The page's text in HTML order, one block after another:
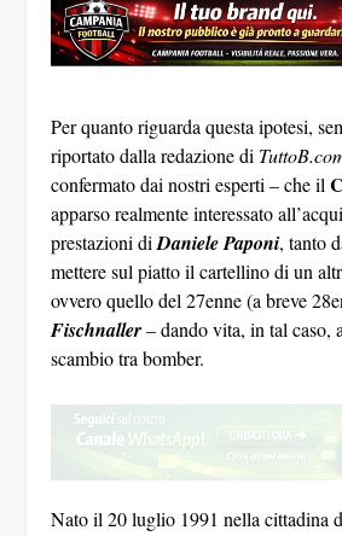
Per quanto riguarda questa ipotesi,
riportato dalla redazione di
confermato dai nostri esperti – che il
apparso realmente interessato
prestazioni di Daniele Paponi , tanto
mettere sul piatto il cartellino di un
ovvero quello del 27enne (a breve
Fischnaller – dando vita, in tal
scambio tra bomber.
Nato il 20 luglio 1991 nella cittadina